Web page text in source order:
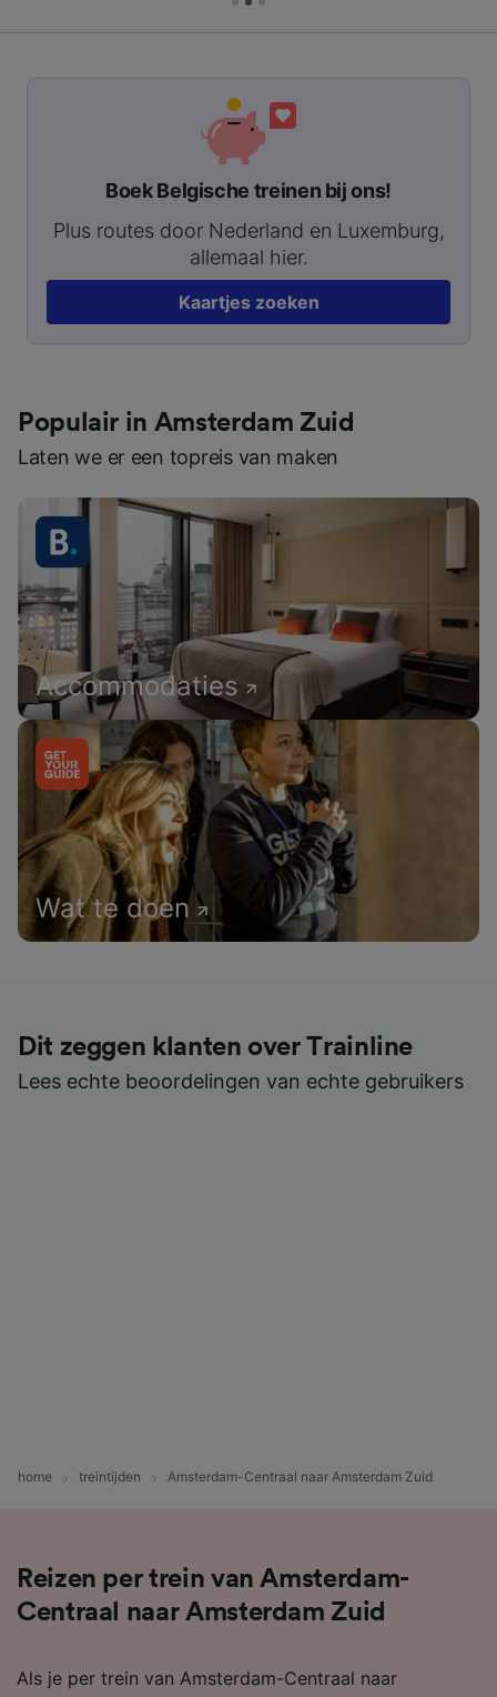
Boek Belgische treinen bij ons!
Plus routes door Nederland en Luxemburg,
allemaal hier.
Kaartjes zoeken
Populair in Amsterdam Zuid
Laten we er een topreis van maken
Accommodaties
Wat te doen
Dit zeggen klanten over Trainline
Lees echte beoordelingen van echte gebruikers
home treintijden Amsterdam-Centraal naar Amsterdam Zuid
Reizen per trein van Amsterdam-
Centraal naar Amsterdam Zuid
Als je per trein van Amsterdam-Centraal naar